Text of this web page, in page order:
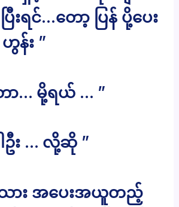
းရင်…တော့ ပြန် ပို့ပေး
န်း ”
ာ… မို့ရယ် … ”
ဦး … လို့ဆို ”
ား အပေးအယူတည့်